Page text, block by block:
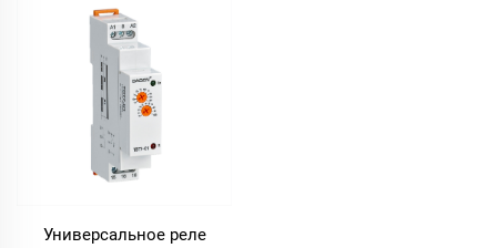
Универсальное реле